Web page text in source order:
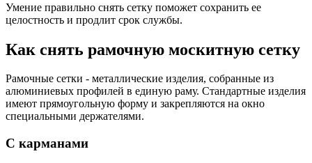
Умение правильно снять сетку поможет сохранить ее
целостность и продлит срок службы.
Как снять рамочную москитную сетку
Рамочные сетки - металлические изделия, собранные из
алюминиевых профилей в единую раму. Стандартные изделия
имеют прямоугольную форму и закрепляются на окно
специальными держателями.
С карманами